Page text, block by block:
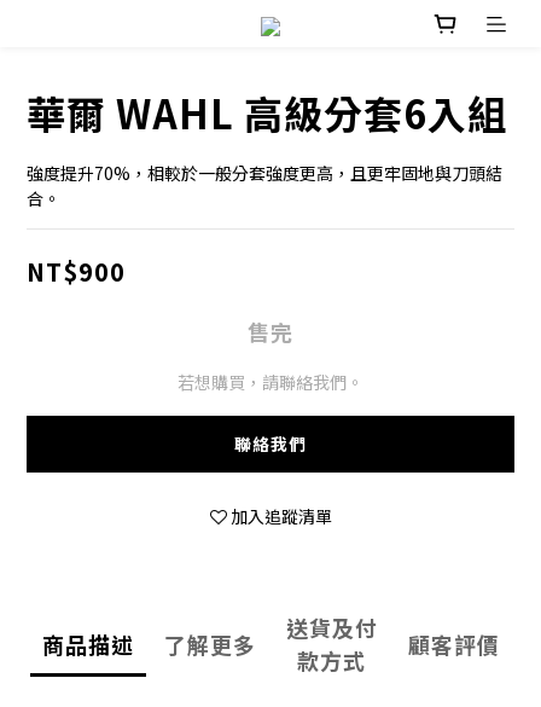
華爾 WAHL 高級分套6入組
強度提升70%，相較於一般分套強度更高，且更牢固地與刀頭結
合。
NT$900
售完
若想購買，請聯絡我們。
聯絡我們
加入追蹤清單
商品描述 了解更多
送貨及付
款方式
顧客評價